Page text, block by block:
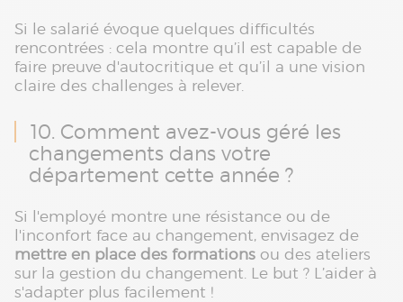
Si le salarié évoque quelques difficultés
rencontrées : cela montre qu’il est capable de
faire preuve d'autocritique et qu’il a une vision
claire des challenges à relever.
10. Comment avez-vous géré les
changements dans votre
département cette année ?
Si l'employé montre une résistance ou de
l'inconfort face au changement, envisagez de
mettre en place des formations ou des ateliers
sur la gestion du changement. Le but ? L’aider à
s'adapter plus facilement !